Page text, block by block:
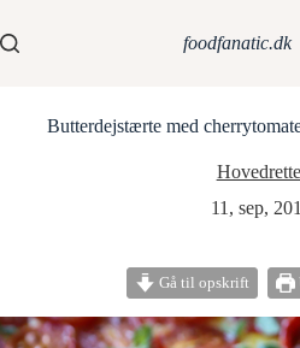
foodfanatic.dk
Butterdejstærte med
11, sep,
Gå til opskrift